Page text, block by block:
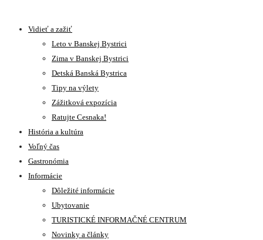
Vidieť a zažiť
Leto v Banskej Bystrici
Zima v Banskej Bystrici
Detská Banská Bystrica
Tipy na výlety
Zážitková expozícia
Ratujte Cesnaka!
História a kultúra
Voľný čas
Gastronómia
Informácie
Dôležité informácie
Ubytovanie
TURISTICKÉ INFORMAČNÉ CENTRUM
Novinky a články